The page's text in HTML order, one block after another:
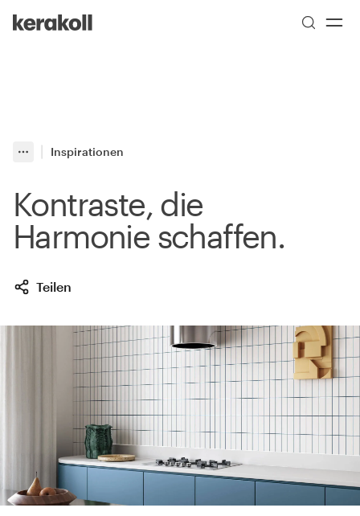
Go to Homepage
More
Toggle menu
Inspirationen
Kontraste, die
Harmonie schaffen.
Teilen